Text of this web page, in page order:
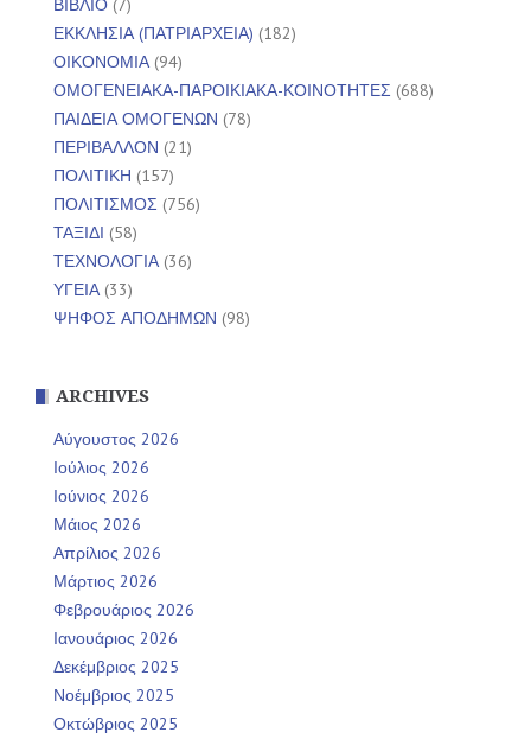
ΒΙΒΛΙΟ (7)
ΕΚΚΛΗΣΙΑ (ΠΑΤΡΙΑΡΧΕΙΑ) (182)
ΟΙΚΟΝΟΜΙΑ(94)
ΟΜΟΓΕΝΕΙΑΚΑ-ΠΑΡΟΙΚΙΑΚΑ-ΚΟΙΝΟΤΗΤΕΣ (688)
ΠΑΙΔΕΙΑ ΟΜΟΓΕΝΩΝ (78)
ΠΕΡΙΒΑΛΛΟΝ (21)
ΠΟΛΙΤΙΚΗ (157)
ΠΟΛΙΤΙΣΜΟΣ (756)
ΤΑΞΙΔΙ (58)
ΤΕΧΝΟΛΟΓΙΑ(36)
ΥΓΕΙΑ(33)
ΨΗΦΟΣ ΑΠΟΔΗΜΩΝ (98)
ARCHIVES
Αύγουστος 2026
Ιούλιος 2026
Ιούνιος 2026
Μάιος 2026
Απρίλιος 2026
Μάρτιος 2026
Φεβρουάριος 2026
Ιανουάριος 2026
Δεκέμβριος 2025
Νοέμβριος 2025
Οκτώβριος 2025